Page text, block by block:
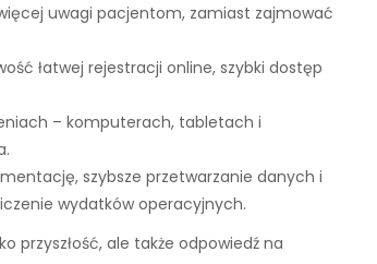
uwagi pacjentom, zamiast zajmować
łatwej rejestracji online, szybki dostęp
– komputerach, tabletach i
szybsze przetwarzanie danych i
wydatków operacyjnych.
przyszłość, ale także odpowiedź na